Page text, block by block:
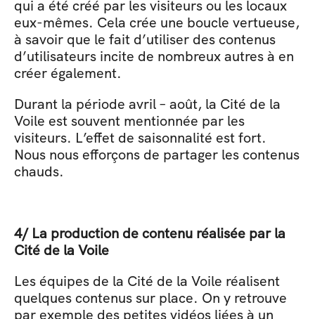
qui a été créé par les visiteurs ou les locaux
eux-mêmes. Cela crée une boucle vertueuse,
à savoir que le fait d’utiliser des contenus
d’utilisateurs incite de nombreux autres à en
créer également.
Durant la période avril – août, la Cité de la
Voile est souvent mentionnée par les
visiteurs. L’effet de saisonnalité est fort.
Nous nous efforçons de partager les contenus
chauds.
4/ La production de contenu réalisée par la
Cité de la Voile
Les équipes de la Cité de la Voile réalisent
quelques contenus sur place. On y retrouve
par exemple des petites vidéos liées à un